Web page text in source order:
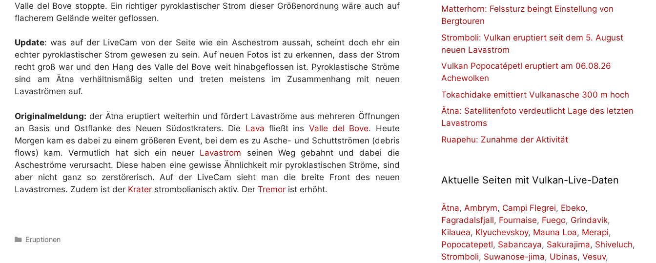
Valle del Bove stoppte. Ein richtiger pyroklastischer Strom dieser Größenordnung wäre auch auf
flacherem Gelände weiter geflossen.
Update: was auf der LiveCam von der Seite wie ein Aschestrom aussah, scheint doch ehr ein
echter pyroklastischer Strom gewesen zu sein. Auf neuen Fotos ist zu erkennen, dass der Strom
recht groß war und den Hang des Valle del Bove weit hinabgeflossen ist. Pyroklastische Ströme
sind am Ätna verhältnismäßig selten und treten meistens im Zusammenhang mit neuen
Lavaströmen auf.
Originalmeldung: der Ätna eruptiert weiterhin und fördert Lavaströme aus mehreren Öffnungen
an Basis und Ostflanke des Neuen Südostkraters. Die Lava fließt ins Valle del Bove. Heute
Morgen kam es dabei zu einem größeren Event, bei dem es zu Asche- und Schuttströmen (debris
flows) kam. Vermutlich hat sich ein neuer Lavastrom seinen Weg gebahnt und dabei die
Ascheströme verursacht. Diese haben eine gewisse Ähnlichkeit mir pyroklastischen Ströme, sind
aber nicht ganz so zerstörerisch. Auf der LiveCam sieht man die breite Front des neuen
Lavastromes. Zudem ist der Krater strombolianisch aktiv. Der Tremor ist erhöht.
Kategorien
Eruptionen
Matterhorn: Felssturz beingt Einstellung von
Bergtouren
Stromboli: Vulkan eruptiert seit dem 5. August
neuen Lavastrom
Vulkan Popocatépetl eruptiert am 06.08.26
Achewolken
Tokachidake emittiert Vulkanasche 300 m hoch
Ätna: Satellitenfoto verdeutlicht Lage des letzten
Lavastroms
Ruapehu: Zunahme der Aktivität
Aktuelle Seiten mit Vulkan-Live-Daten
Ätna, Ambrym, Campi Flegrei, Ebeko,
Fagradalsfjall, Fournaise, Fuego, Grindavik,
Kilauea, Klyuchevskoy, Mauna Loa, Merapi,
Popocatepetl, Sabancaya, Sakurajima, Shiveluch,
Stromboli, Suwanose-jima, Ubinas, Vesuv,